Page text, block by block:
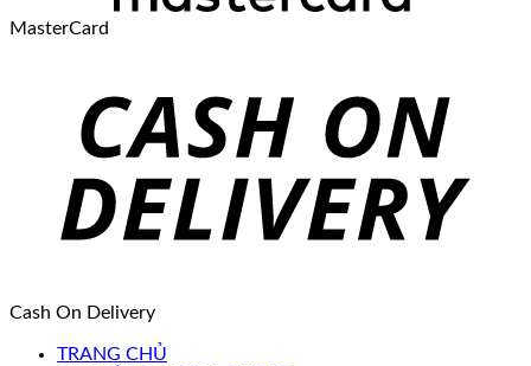
MasterCard
Cash On Delivery
TRANG CHỦ